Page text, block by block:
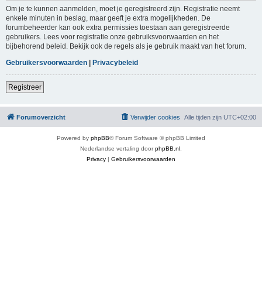
Om je te kunnen aanmelden, moet je geregistreerd zijn. Registratie neemt
enkele minuten in beslag, maar geeft je extra mogelijkheden. De
forumbeheerder kan ook extra permissies toestaan aan geregistreerde
gebruikers. Lees voor registratie onze gebruiksvoorwaarden en het
bijbehorend beleid. Bekijk ook de regels als je gebruik maakt van het forum.
Gebruikersvoorwaarden | Privacybeleid
Registreer
Forumoverzicht Alle tijden zijn UTC+02:00
Verwijder cookies
Powered by phpBB® Forum Software © phpBB Limited
Nederlandse vertaling doorphpBB.nl
Privacy | Gebruikersvoorwaarden